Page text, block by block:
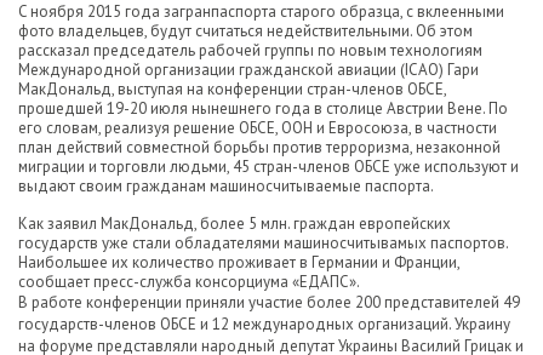
C ноября 2015 года загранпаспорта старого образца, с вклеенными
фото владельцев, будут считаться недействительными. Об этом
рассказал председатель рабочей группы по новым технологиям
Международной организации гражданской авиации (ICAO) Гари
МакДональд, выступая на конференции стран-членов ОБСЕ,
прошедшей 19-20 июля нынешнего года в столице Австрии Вене. По
его словам, реализуя решение ОБСЕ, ООН и Евросоюза, в частности
план действий совместной борьбы против терроризма, незаконной
миграции и торговли людьми, 45 стран-членов ОБСЕ уже используют и
выдают своим гражданам машиносчитываемые паспорта.
Как заявил МакДональд, более 5 млн. граждан европейских
государств уже стали обладателями машиносчитывамых паспортов.
Наибольшее их количество проживает в Германии и Франции,
сообщает пресс-служба консорциума «ЕДАПС».
В работе конференции приняли участие более 200 представителей 49
государств-членов ОБСЕ и 12 международных организаций. Украину
на форуме представляли народный депутат Украины Василий Грицак и